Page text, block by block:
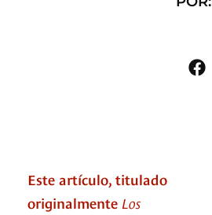
Este artículo, titulado
originalmente Los